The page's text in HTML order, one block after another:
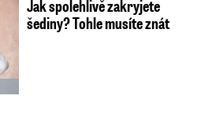
Jak spolehlivě zakryjete
šediny? Tohle musíte znát